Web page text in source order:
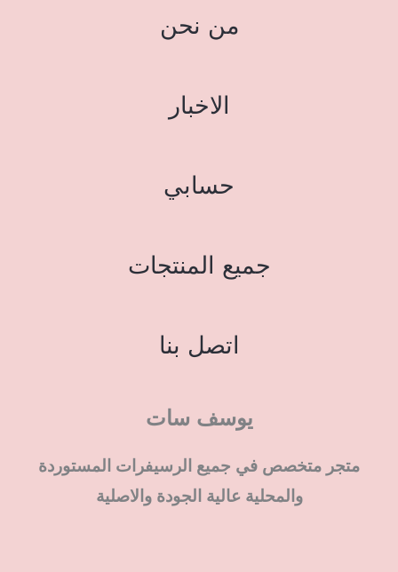
من نحن
الاخبار
حسابي
جميع المنتجات
اتصل بنا
يوسف سات
متجر متخصص في جميع الرسيفرات المستوردة
والمحلية عالية الجودة والاصلية